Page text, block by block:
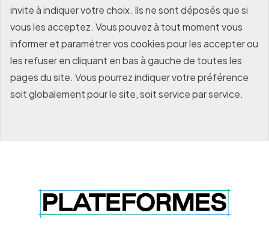
invite à indiquer votre choix. Ils ne sont déposés que si
vous les acceptez. Vous pouvez à tout moment vous
informer et paramétrer vos cookies pour les accepter ou
les refuser en cliquant en bas à gauche de toutes les
pages du site. Vous pourrez indiquer votre préférence
soit globalement pour le site, soit service par service.